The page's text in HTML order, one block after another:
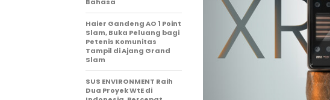
Haier Gandeng AO 1 Point
Slam, Buka Peluang bagi
Petenis Komunitas
Tampil di Ajang Grand
Slam
SUS ENVIRONMENT Raih
Dua Proyek WtE di